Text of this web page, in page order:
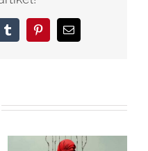
TumblrPinterest
E-